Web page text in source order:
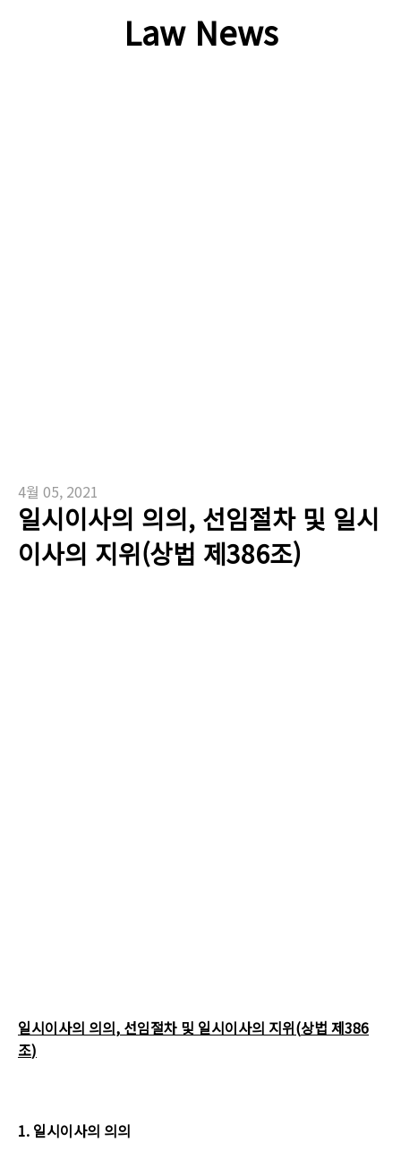
Law News
4월 05, 2021
일시이사의 의의, 선임절차 및 일시
이사의 지위(상법 제386조)
일시이사의 의의, 선임절차 및 일시이사의 지위(상법 제386
조)
1. 일시이사의 의의